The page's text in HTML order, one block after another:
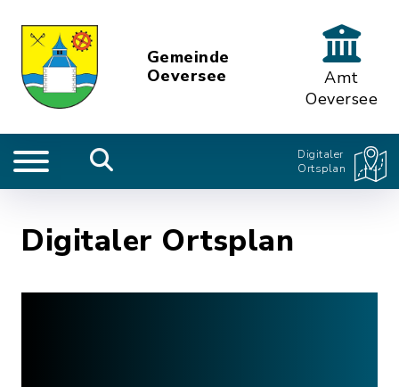
Gemeinde
Oeversee
Amt
Oeversee
Digitaler
Ortsplan
Digitaler Ortsplan